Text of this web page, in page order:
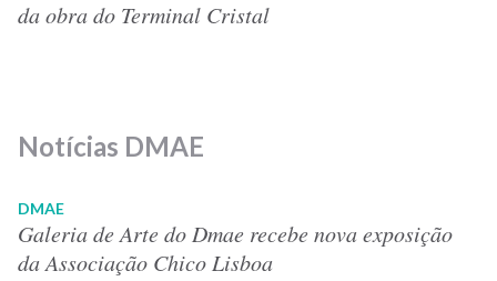
da obra do Terminal Cristal
Notícias DMAE
DMAE
Galeria de Arte do Dmae recebe nova exposição
da Associação Chico Lisboa